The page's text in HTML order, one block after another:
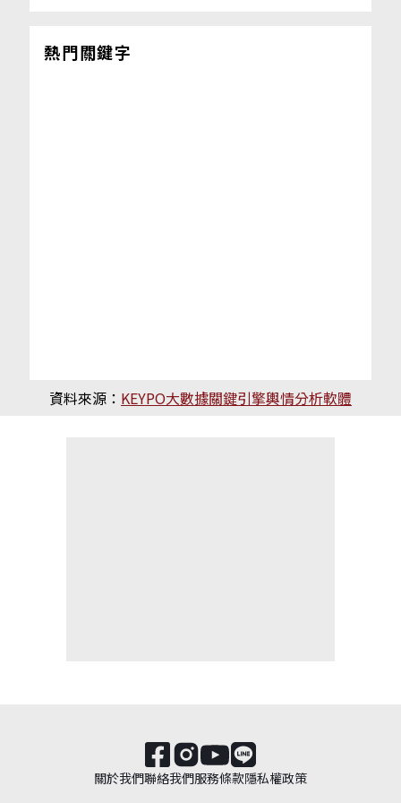
熱門關鍵字
資料來源： KEYPO大數據關鍵引擎輿情分析軟體
關於我們聯絡我們服務條款隱私權政策